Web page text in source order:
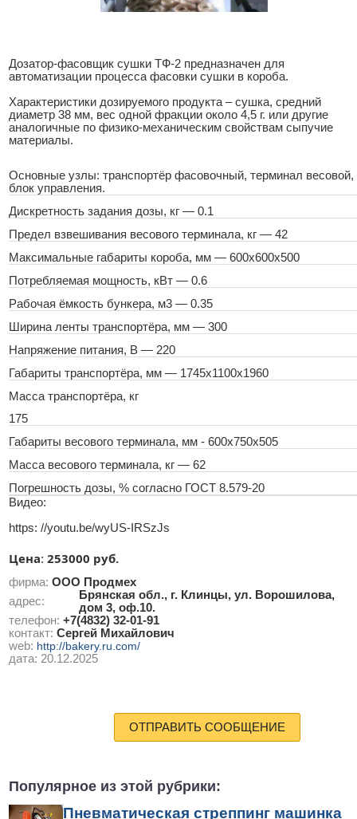
Дозатор-фасовщик сушки ТФ-2 предназначен для
автоматизации процесса фасовки сушки в короба.
Характеристики дозируемого продукта – сушка, средний
диаметр 38 мм, вес одной фракции около 4,5 г. или другие
аналогичные по физико-механическим свойствам сыпучие
материалы.
Основные узлы: транспортёр фасовочный, терминал весовой,
блок управления.
Дискретность задания дозы, кг — 0.1
Предел взвешивания весового терминала, кг — 42
Максимальные габариты короба, мм — 600х600х500
Потребляемая мощность, кВт — 0.6
Рабочая ёмкость бункера, м3 — 0.35
Ширина ленты транспортёра, мм — 300
Напряжение питания, В — 220
Габариты транспортёра, мм — 1745х1100х1960
Масса транспортёра, кг
175
Габариты весового терминала, мм - 600х750х505
Масса весового терминала, кг — 62
Погрешность дозы, % согласно ГОСТ 8.579-20
Видео:
https: //youtu.be/wyUS-IRSzJs
Цена: 253000 руб.
фирма: ООО Продмех
адрес:
Брянская обл., г. Клинцы, ул. Ворошилова,
дом 3, оф.10.
телефон: +7(4832) 32-01-91
контакт: Сергей Михайлович
web: http://bakery.ru.com/
дата: 20.12.2025
ОТПРАВИТЬ СООБЩЕНИЕ
Популярное из этой рубрики:
Пневматическая стреппинг машинка